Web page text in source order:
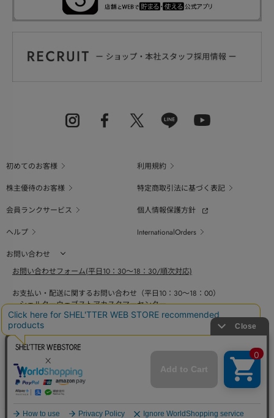
初めてのお客様
利用規約
株主優待のお客様
特定商取引法に基づく表記
会員ランクサービス
個人情報保護方針
ヘルプ
InternationalOrders
お問い合わせ
お問い合わせフォーム(平日10：30～18：30/順次対応)
お支払い・配送に関するお問い合わせ（平日10：30～18：00）
シェルターウェブストアカスタマーセンター
0800-123-6820
商品の素材、サイズ、仕様等に関するお問い合せ（平日10：30～18：00）
バロックジャパンリミテッドコールセンター
03-6730-9191
BAROQUE JAPAN LIMITED